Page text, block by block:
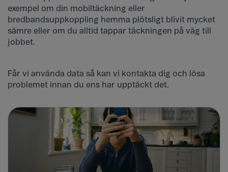
exempel om din mobiltäckning eller
bredbandsuppkoppling hemma plötsligt blivit mycket
sämre eller om du alltid tappar täckningen på väg till
jobbet.
Får vi använda data så kan vi kontakta dig och lösa
problemet innan du ens har upptäckt det.